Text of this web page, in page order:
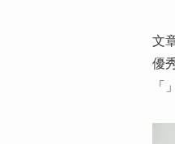
文
優